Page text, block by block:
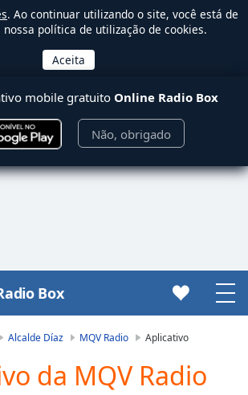
. Ao continuar utilizando o site, você está de
política de utilização de cookies.
mobile gratuito Online Radio Box
Não, obrigado
Box
Alcalde Díaz MQV Radio Aplicativo
da MQV Radio